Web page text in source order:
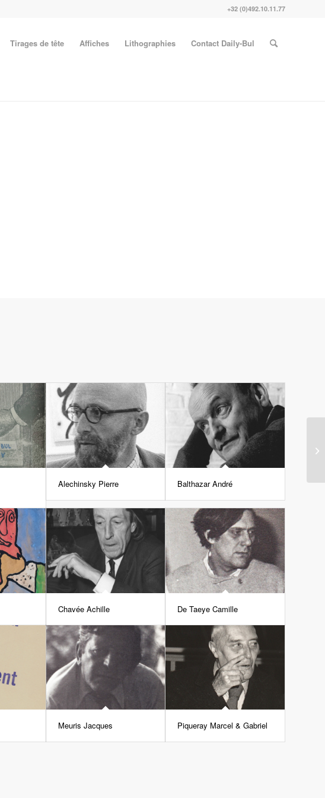
+32 (0)492.10.11.77
Tirages de tête Affiches Lithographies Contact Daily-Bul
Alechinsky Pierre Balthazar André
Chavée Achille De Taeye Camille
Meuris Jacques Piqueray Marcel & Gabriel